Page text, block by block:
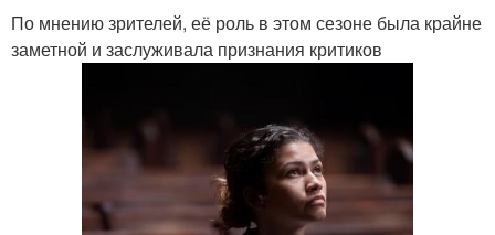
По мнению зрителей, её роль в этом сезоне была крайне
заметной и заслуживала признания критиков